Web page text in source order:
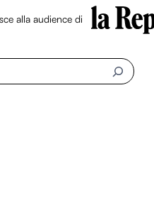
alla audience di